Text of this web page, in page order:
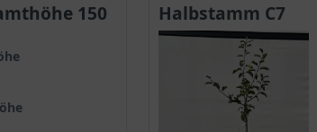
150 Halbstamm C7